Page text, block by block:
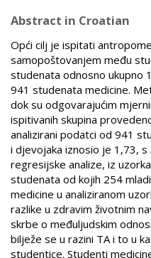
Abstract in Croatian
Opći cilj je ispitati
samopoštovanjem među
studenata odnosno ukupno
941 studenata medicine.
dok su odgovarajućim
ispitivanih skupina
analizirani podatci od 941
i djevojaka iznosio je 1,73,
regresijske analize, iz
studenata od kojih 254
medicine u analiziranom
razlike u zdravim životnim
skrbe o međuljudskim
bilježe se u razini TA i to u
studentice. Studenti